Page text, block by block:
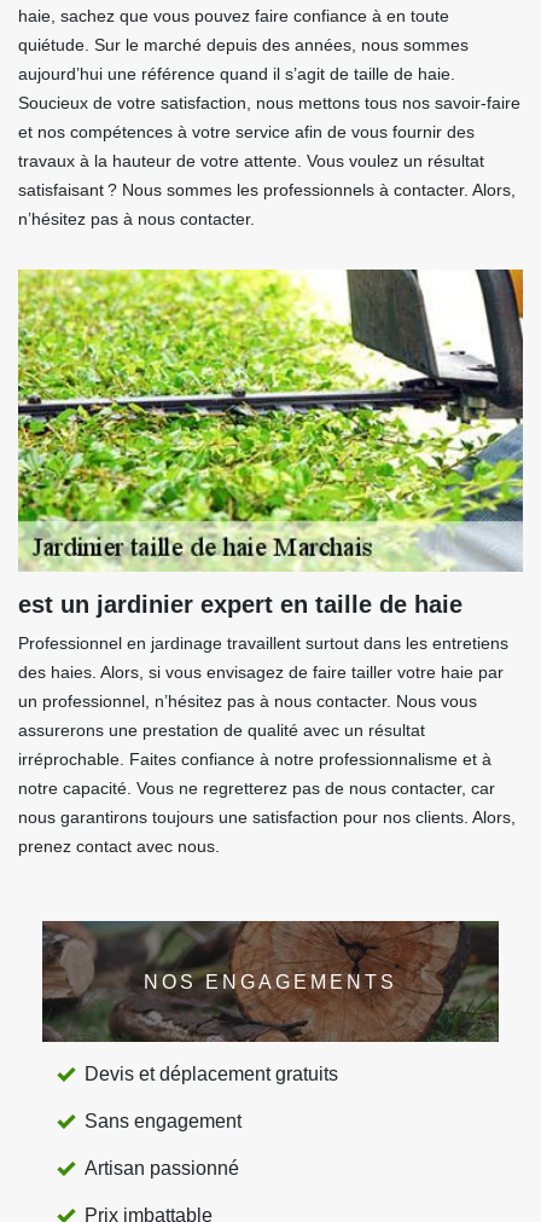
haie, sachez que vous pouvez faire confiance à en toute
quiétude. Sur le marché depuis des années, nous sommes
aujourd’hui une référence quand il s’agit de taille de haie.
Soucieux de votre satisfaction, nous mettons tous nos savoir-faire
et nos compétences à votre service afin de vous fournir des
travaux à la hauteur de votre attente. Vous voulez un résultat
satisfaisant ? Nous sommes les professionnels à contacter. Alors,
n’hésitez pas à nous contacter.
est un jardinier expert en taille de haie
Professionnel en jardinage travaillent surtout dans les entretiens
des haies. Alors, si vous envisagez de faire tailler votre haie par
un professionnel, n’hésitez pas à nous contacter. Nous vous
assurerons une prestation de qualité avec un résultat
irréprochable. Faites confiance à notre professionnalisme et à
notre capacité. Vous ne regretterez pas de nous contacter, car
nous garantirons toujours une satisfaction pour nos clients. Alors,
prenez contact avec nous.
NOS ENGAGEMENTS
Devis et déplacement gratuits
Sans engagement
Artisan passionné
Prix imbattable